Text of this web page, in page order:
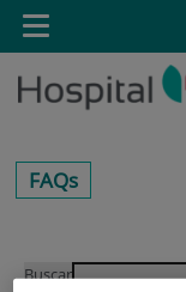
Saltar al contenido
centros-
faq
FAQs
Buscar
Toggle
navigation